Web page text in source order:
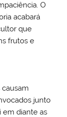
O
acabará
que
frutos e
causam
junto
em diante as